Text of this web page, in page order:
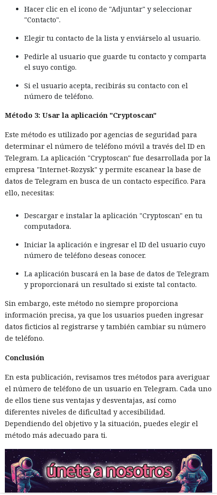
Hacer clic en el icono de "Adjuntar" y seleccionar
"Contacto".
Elegir tu contacto de la lista y enviárselo al usuario.
Pedirle al usuario que guarde tu contacto y comparta
el suyo contigo.
Si el usuario acepta, recibirás su contacto con el
número de teléfono.
Método 3: Usar la aplicación "Cryptoscan"
Este método es utilizado por agencias de seguridad para
determinar el número de teléfono móvil a través del ID en
Telegram. La aplicación "Cryptoscan" fue desarrollada por la
empresa "Internet-Rozysk" y permite escanear la base de
datos de Telegram en busca de un contacto específico. Para
ello, necesitas:
Descargar e instalar la aplicación "Cryptoscan" en tu
computadora.
Iniciar la aplicación e ingresar el ID del usuario cuyo
número de teléfono deseas conocer.
La aplicación buscará en la base de datos de Telegram
y proporcionará un resultado si existe tal contacto.
Sin embargo, este método no siempre proporciona
información precisa, ya que los usuarios pueden ingresar
datos ficticios al registrarse y también cambiar su número
de teléfono.
Conclusión
En esta publicación, revisamos tres métodos para averiguar
el número de teléfono de un usuario en Telegram. Cada uno
de ellos tiene sus ventajas y desventajas, así como
diferentes niveles de dificultad y accesibilidad.
Dependiendo del objetivo y la situación, puedes elegir el
método más adecuado para ti.